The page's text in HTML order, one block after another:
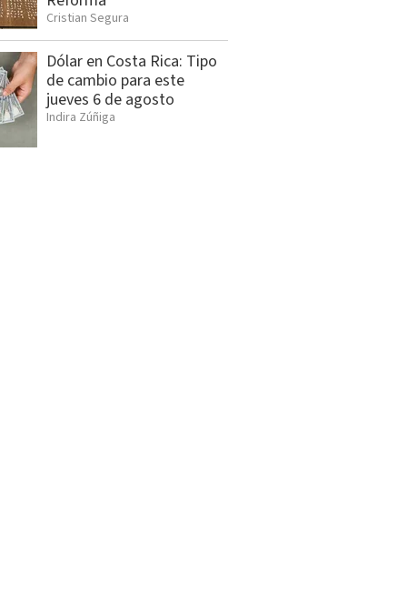
Cristian Segura
Dólar en Costa Rica: Tipo
de cambio para este
jueves 6 de agosto
Indira Zúñiga